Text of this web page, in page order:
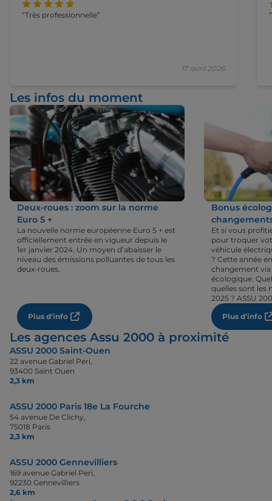
17 avril 2026
Très professionnelle
Les infos du moment
Deux-roues : zoom sur la norme
Euro 5 +
La nouvelle norme européenne Euro 5 + est
officiellement entrée en vigueur depuis le
1er janvier 2024. Un moyen d’abaisser le
niveau des émissions polluantes de tous les
deux-roues.
Plus d'info
Bonus
Et si vous
pour troquer
véhicule
? Cette année
changement
écologique.
quelles sont les
2025 ? ASSU
Plus d'info
Les agences Assu 2000 à proximité
ASSU 2000 Saint-Ouen
22 avenue Gabriel Peri,
93400 Saint Ouen
2,3 km
ASSU 2000 Paris 18e La Fourche
54 avenue De Clichy,
75018 Paris
2,3 km
ASSU 2000 Gennevilliers
169 avenue Gabriel Peri,
92230 Gennevilliers
2,6 km